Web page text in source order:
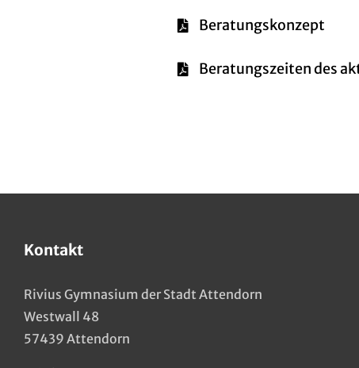
Beratungskonzept
Beratungszeiten des
Kontakt
Rivius Gymnasium der Stadt Attendorn
Westwall 48
57439 Attendorn